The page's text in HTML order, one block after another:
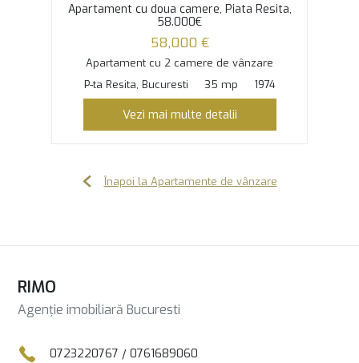
Apartament cu doua camere, Piata Resita,
58.000€
58,000 €
Apartament cu 2 camere de vânzare
P-ta Resita, Bucuresti
35 mp 1974
Vezi mai multe detalii
Înapoi la Apartamente de vânzare
RIMO
Agenție imobiliară Bucuresti
0723220767 / 0761689060